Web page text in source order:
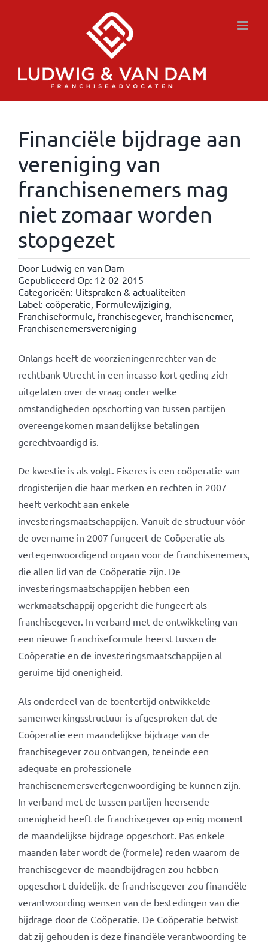
Financiële bijdrage aan
vereniging van
franchisenemers mag
niet zomaar worden
stopgezet
Door Ludwig en van Dam
Gepubliceerd Op: 12-02-2015
Categorieën: Uitspraken & actualiteiten
Label: coöperatie, Formulewijziging,
Franchiseformule, franchisegever, franchisenemer,
Franchisenemersvereniging
Onlangs heeft de voorzieningenrechter van de
rechtbank Utrecht in een incasso-kort geding zich
uitgelaten over de vraag onder welke
omstandigheden opschorting van tussen partijen
overeengekomen maandelijkse betalingen
gerechtvaardigd is.
De kwestie is als volgt. Eiseres is een coöperatie van
drogisterijen die haar merken en rechten in 2007
heeft verkocht aan enkele
investeringsmaatschappijen. Vanuit de structuur vóór
de overname in 2007 fungeert de Coöperatie als
vertegenwoordigend orgaan voor de franchisenemers,
die allen lid van de Coöperatie zijn. De
investeringsmaatschappijen hebben een
werkmaatschappij opgericht die fungeert als
franchisegever. In verband met de ontwikkeling van
een nieuwe franchiseformule heerst tussen de
Coöperatie en de investeringsmaatschappijen al
geruime tijd onenigheid.
Als onderdeel van de toentertijd ontwikkelde
samenwerkingsstructuur is afgesproken dat de
Coöperatie een maandelijkse bijdrage van de
franchisegever zou ontvangen, teneinde een
adequate en professionele
franchisenemersvertegenwoordiging te kunnen zijn.
In verband met de tussen partijen heersende
onenigheid heeft de franchisegever op enig moment
de maandelijkse bijdrage opgeschort. Pas enkele
maanden later wordt de (formele) reden waarom de
franchisegever de maandbijdragen zou hebben
opgeschort duidelijk. de franchisegever zou financiële
verantwoording wensen van de bestedingen van die
bijdrage door de Coöperatie. De Coöperatie betwist
dat zij gehouden is deze financiële verantwoording te